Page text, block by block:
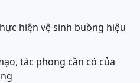
hiện vệ sinh buồng hiệu
tác phong cần có của